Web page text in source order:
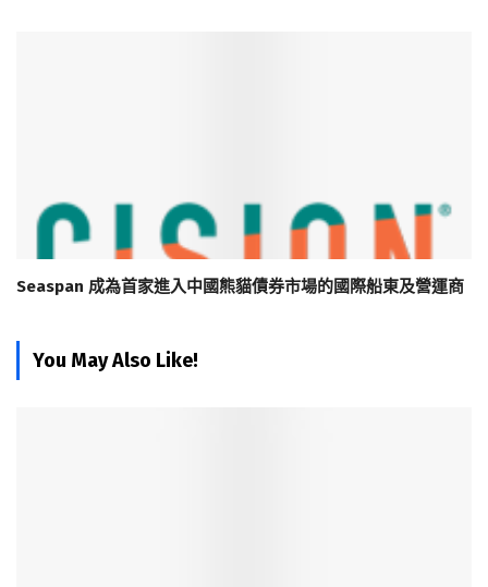
Seaspan 成為首家進入中國熊貓債券市場的國際船東及營運商
You May Also Like!